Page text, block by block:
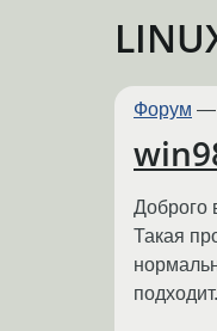
Форум —
Доброго
Такая